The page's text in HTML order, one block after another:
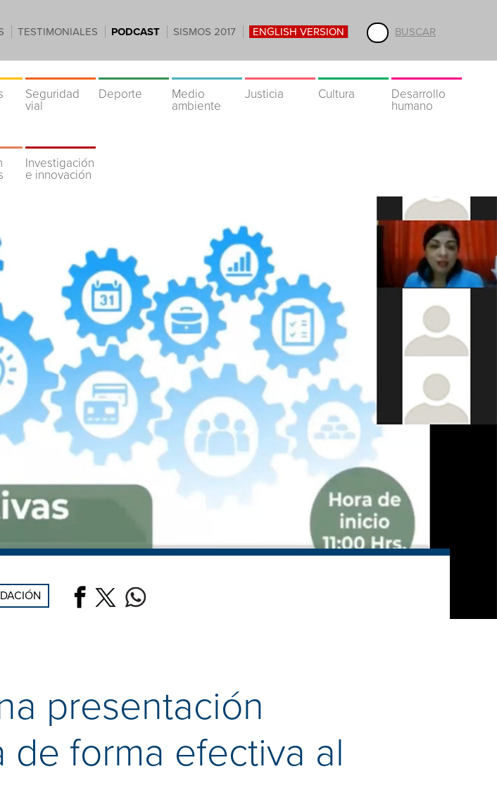
BUSCAR
TESTIMONIALES PODCAST SISMOS 2017 ENGLISH VERSION
Seguridad
vial
Deporte
Medio
ambiente
Justicia Cultura
Desarrollo
humano
Investigación
e innovación
presentación
de forma efectiva al